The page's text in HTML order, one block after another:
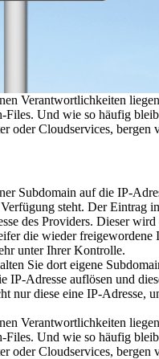
Verantwortlichkeiten
Und wie so häufig
Cloudservices, bergen
auf die IP-
steht. Der Eintrag
des Providers. Dieser
die wieder
unter Ihrer Kontrolle.
Sie dort eigene
Adresse auflösen und
diese eine IP-Adresse,
Verantwortlichkeiten
Und wie so häufig
Cloudservices, bergen